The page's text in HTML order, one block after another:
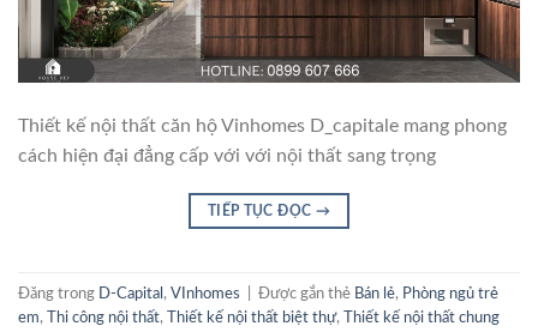
Thiết kế nội thất căn hộ Vinhomes D_capitale mang phong
cách hiện đại đẳng cấp với với nội thất sang trọng
TIẾP TỤC ĐỌC →
Đăng trong D-Capital , VInhomes Được gắn thẻ Bán lẻ, Phòng ngủ trẻ
em, Thi công nội thất, Thiết kế nội thất biệt thự,
Thiết kế nội thất chung